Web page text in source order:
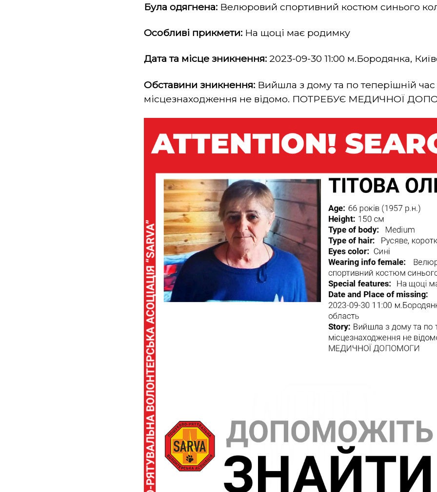
Була одягнена: Велюровий спортивний костюм синього
Особливі прикмети: На щоці має родимку
Дата та місце зникнення: 2023-09-30 11:00 м.Бородянка,
Обставини зникнення: Вийшла з дому та по теперішній час
місцезнаходження не відомо. ПОТРЕБУЄ МЕДИЧНОЇ